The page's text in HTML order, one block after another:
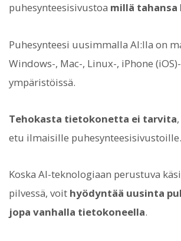
puhesynteesisivustoa millä
Puhesynteesi uusimmalla AI:lla on
Windows-, Mac-, Linux-, iPhone
ympäristöissä.
Tehokasta tietokonetta ei tarvita
etu ilmaisille puhesynteesisivustoille.
Koska AI-teknologiaan perustuva
pilvessä, voit hyödyntää uusinta
jopa vanhalla tietokoneella.